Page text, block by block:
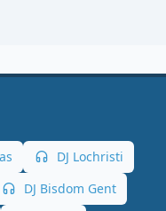
DJ Lochristi
DJ Bisdom Gent